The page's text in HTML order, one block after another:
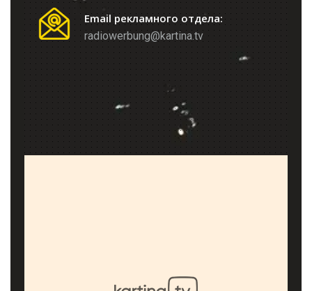
Email рекламного отдела:
radiowerbung@kartina.tv